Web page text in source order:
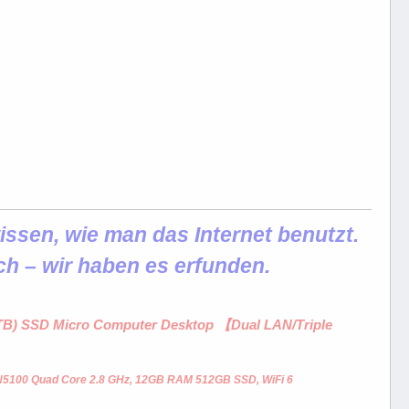
wie man das Internet benutzt.
– wir haben es erfunden.
SSD Micro Computer Desktop 【Dual LAN/Triple
Quad Core 2.8 GHz, 12GB RAM 512GB SSD, WiFi 6